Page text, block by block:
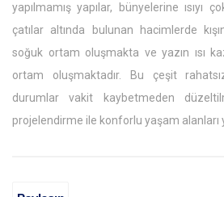
yapılmamış yapılar, bünyelerine ısıyı
çatılar altında bulunan hacimlerde
soğuk ortam oluşmakta ve yazın ısı
ortam oluşmaktadır. Bu çeşit
durumlar vakit kaybetmeden
projelendirme ile konforlu yaşam alanları